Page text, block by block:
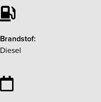
Brandstof:
Diesel